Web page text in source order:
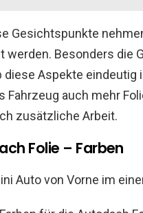
Gesichtspunkte
werden. Besonders die
diese Aspekte eindeutig
Fahrzeug auch mehr
zusätzliche Arbeit.
Folie – Farben